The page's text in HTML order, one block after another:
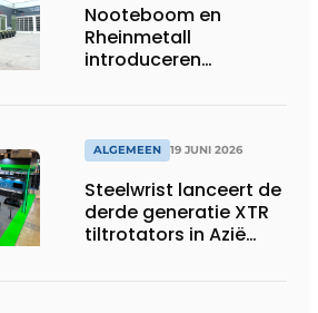
Nooteboom en
Rheinmetall
introduceren
ALGEMEEN 19 JUNI 2026
Steelwrist lanceert de
derde generatie XTR
tiltrotators in Azië